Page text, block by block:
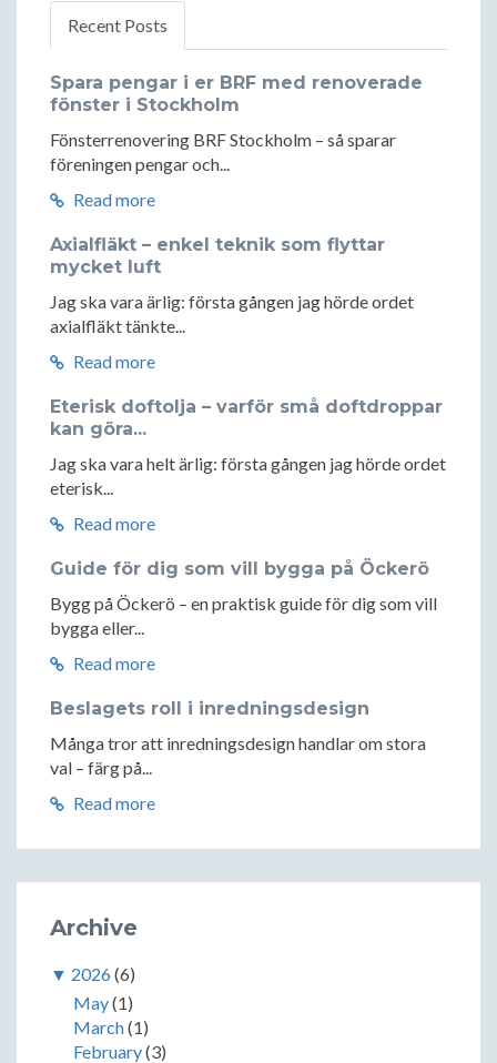
Recent Posts
Spara pengar i er BRF med renoverade
fönster i Stockholm
Fönsterrenovering BRF Stockholm – så sparar
föreningen pengar och...
Read more
Axialfläkt – enkel teknik som flyttar
mycket luft
Jag ska vara ärlig: första gången jag hörde ordet
axialfläkt tänkte...
Read more
Eterisk doftolja – varför små doftdroppar
kan göra...
Jag ska vara helt ärlig: första gången jag hörde ordet
eterisk...
Read more
Guide för dig som vill bygga på Öckerö
Bygg på Öckerö – en praktisk guide för dig som vill
bygga eller...
Read more
Beslagets roll i inredningsdesign
Många tror att inredningsdesign handlar om stora
val – färg på...
Read more
Archive
▼ 2026(6)
May(1)
March(1)
February(3)